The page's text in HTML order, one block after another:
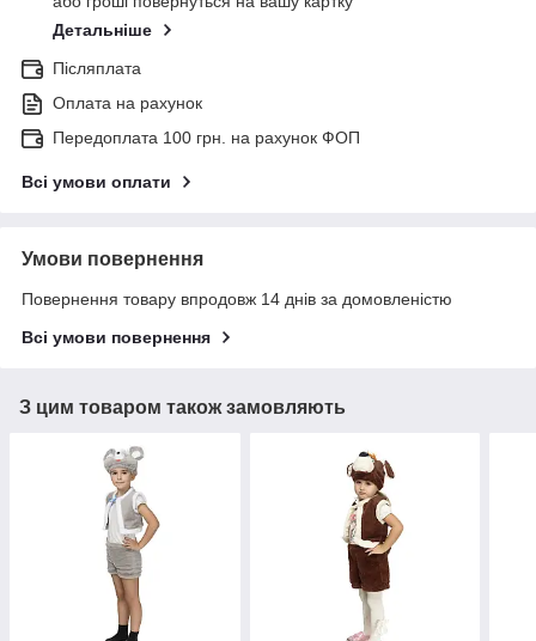
Детальніше
Післяплата
Оплата на рахунок
Передоплата 100 грн. на рахунок ФОП
Всі умови оплати
Умови повернення
Повернення товару впродовж 14 днів за домовленістю
Всі умови повернення
З цим товаром також замовляють